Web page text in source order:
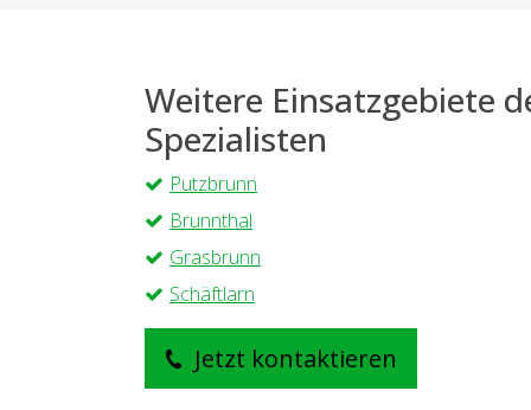
Weitere Einsatzgebiete
Spezialisten
Putzbrunn
Brunnthal
Grasbrunn
Schäftlarn
Jetzt kontaktieren